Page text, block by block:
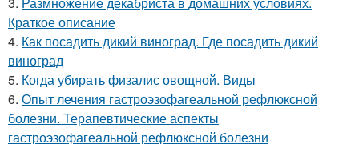
Краткое описание
4. Как посадить дикий виноград. Где посадить дикий
виноград
5. Когда убирать физалис овощной. Виды
6. Опыт лечения гастроэзофагеальной рефлюксной
болезни. Терапевтические аспекты
гастроэзофагеальной рефлюксной болезни